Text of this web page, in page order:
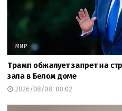
МИР
Трамп обжалует запрет на
зала в Белом доме
2026/08/08, 00:02